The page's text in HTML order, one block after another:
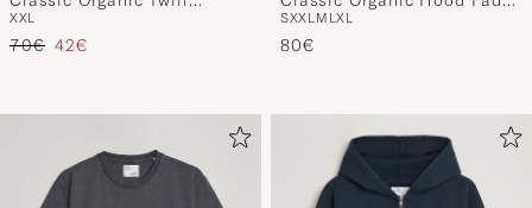
Drawstring Shorts Oxblood
Red
XXL
Prix ordinaire
70€ Prix réduit
42€
Black
SXXLM LXL
80€